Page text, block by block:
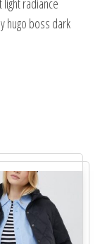
radiance
hugo boss dark